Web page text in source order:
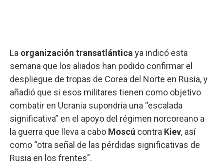
La organización transatlántica ya indicó esta
semana que los aliados han podido confirmar el
despliegue de tropas de Corea del Norte en Rusia, y
añadió que si esos militares tienen como objetivo
combatir en Ucrania supondría una “escalada
significativa” en el apoyo del régimen norcoreano a
la guerra que lleva a cabo Moscú contra Kiev, así
como “otra señal de las pérdidas significativas de
Rusia en los frentes”.